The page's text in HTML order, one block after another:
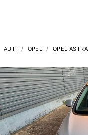
AUTI OPEL OPEL ASTRA